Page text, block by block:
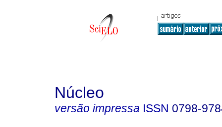
Núcleo
versão impressa ISSN 0798-